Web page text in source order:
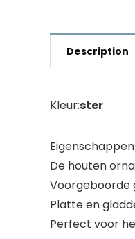
Description
Kleur:ster
Eigenschappen:
De houten
Voorgeboorde
Platte en
Perfect voor